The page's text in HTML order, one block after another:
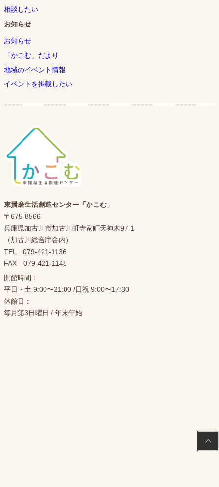
相談したい
お知らせ
お知らせ
「かこむ」だより
地域のイベント情報
イベントを掲載したい
東播磨生活創造センター「かこむ」
〒675-8566
兵庫県加古川市加古川町寺家町天神木97-1
（加古川総合庁舎内）
TEL 079-421-1136
FAX 079-421-1148
開館時間：
平日・土 9:00〜21:00 /日祝 9:00〜17:30
休館日：
毎月第3日曜日 / 年末年始
TOP